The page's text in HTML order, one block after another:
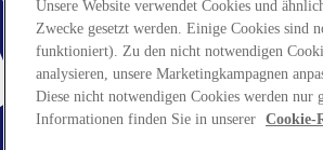
Unsere Website verwendet Cookies und
Zwecke gesetzt werden. Einige Cookies sind
funktioniert). Zu den nicht notwendigen
analysieren, unsere Marketingkampagnen
Diese nicht notwendigen Cookies werden nur
Informationen finden Sie in unserer Cookie-